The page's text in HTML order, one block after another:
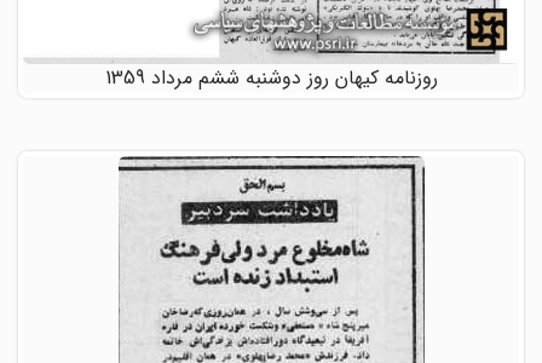
روزنامه کیهان روز دوشنبه ششم مرداد 1359